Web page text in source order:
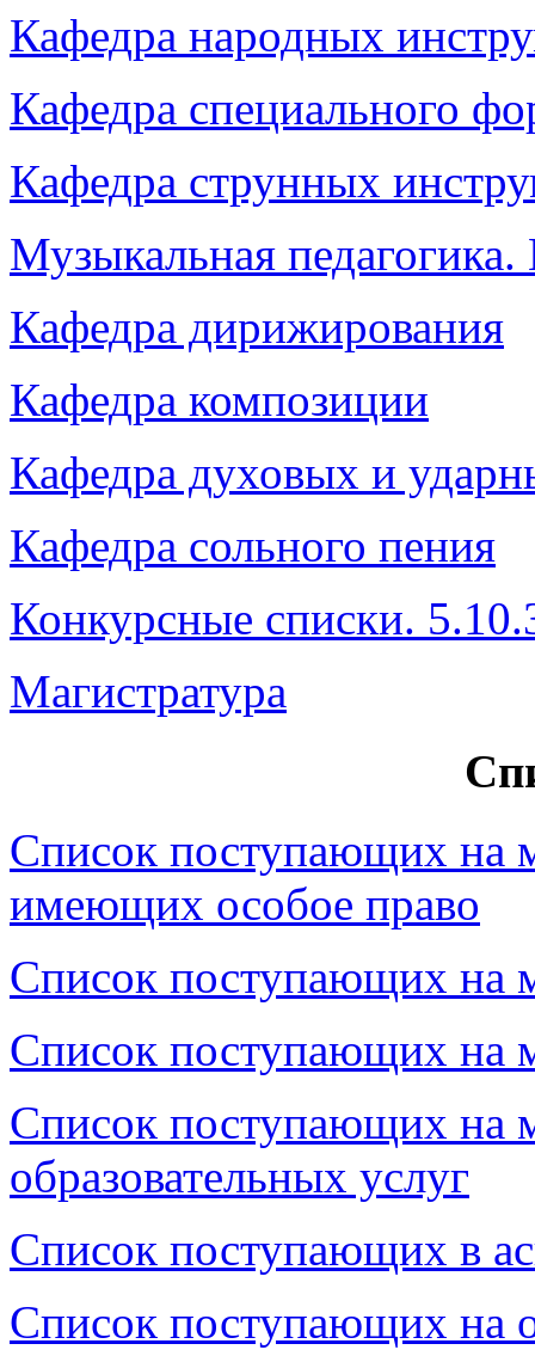
Кафедра народных
Кафедра специального
Кафедра струнных
Музыкальная
Кафедра дирижирования
Кафедра композиции
Кафедра духовых и
Кафедра сольного пения
Конкурсные списки.
Магистратура
Список поступающих на
имеющих особое право
Список поступающих на
Список поступающих на
Список поступающих на
образовательных услуг
Список поступающих в
Список поступающих на